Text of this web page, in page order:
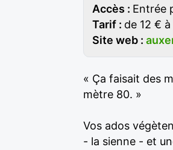
Accès : Entrée
Tarif : de 12 €
Site web :
« Ça faisait des
mètre 80. »
Vos ados
- la sienne - et